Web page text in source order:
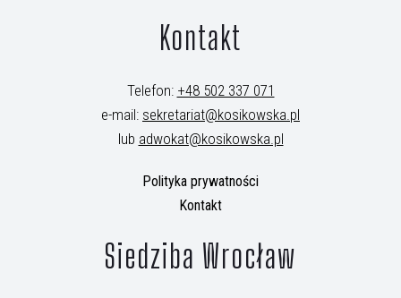
Kontakt
Telefon: +48 502 337 071
e-mail: sekretariat@kosikowska.pl
lub adwokat@kosikowska.pl
Polityka prywatności
Kontakt
Siedziba Wrocław